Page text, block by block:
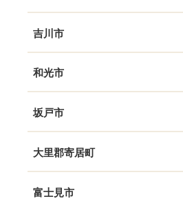
吉川市
和光市
坂戸市
大里郡寄居町
富士見市